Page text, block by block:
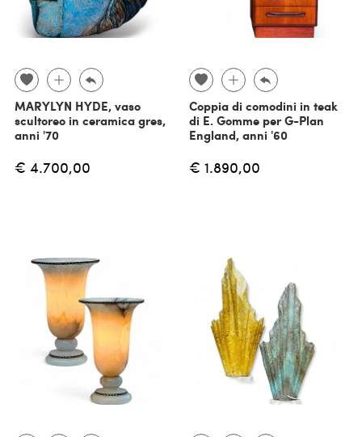
MARYLYN HYDE, vaso
scultoreo in ceramica gres,
anni '70
€ 4.700,00
Coppia di comodini in teak
di E. Gomme per G-Plan
England, anni '60
€ 1.890,00